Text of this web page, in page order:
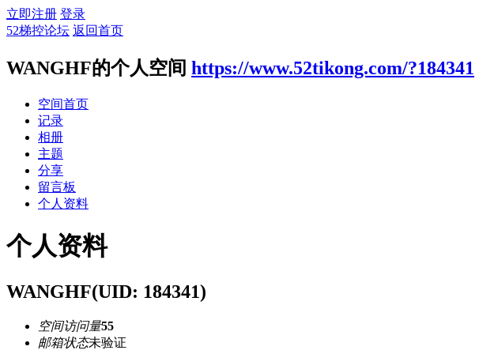
立即注册 登录
52梯控论坛 返回首页
WANGHF的个人空间 https://www.52tikong.com/?184341
空间首页
记录
相册
主题
分享
留言板
个人资料
个人资料
WANGHF(UID: 184341)
空间访问量55
邮箱状态未验证